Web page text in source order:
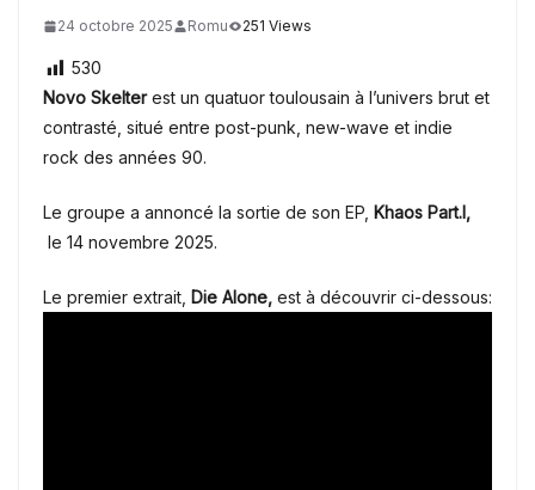
24 octobre 2025 Romu 251 Views
530
Novo Skelterest un quatuor toulousain à l’univers brut et
contrasté, situé entre post-punk, new-wave et indie
rock des années 90.
Le groupe a annoncé la sortie de son EP, Khaos Part.I,
le 14 novembre 2025.
Le premier extrait, Die Alone, est à découvrir ci-dessous: